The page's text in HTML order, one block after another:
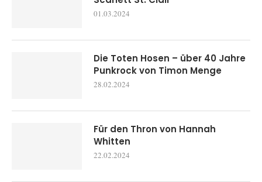
01.03.2024
Die Toten Hosen – über 40 Jahre
Punkrock von Timon Menge
28.02.2024
Für den Thron von Hannah
Whitten
22.02.2024